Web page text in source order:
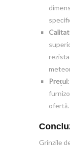
Prețul
ofertă.
Grinzile